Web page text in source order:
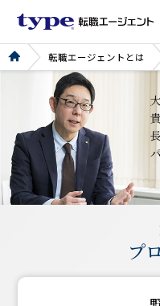
転職エージェントとは
プ